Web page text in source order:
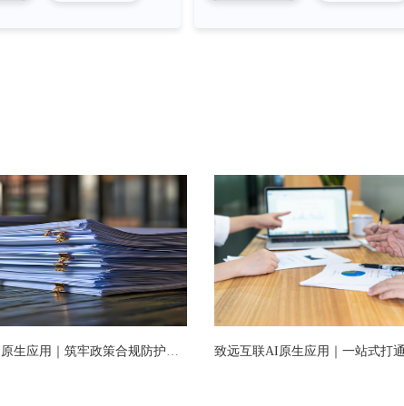
致远互联AI原生应用｜筑牢政策合规防护线 政策一致性评估智能体正式发布